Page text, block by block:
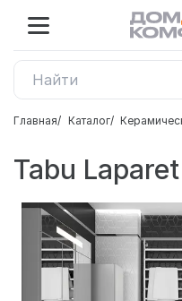
Главная Каталог
Tabu Laparet